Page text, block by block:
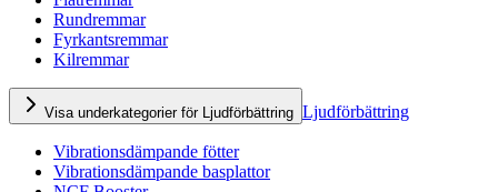
Rundremmar
Fyrkantsremmar
Kilremmar
Visa underkategorier för Ljudförbättring Ljudförbättring
Vibrationsdämpande fötter
Vibrationsdämpande basplattor